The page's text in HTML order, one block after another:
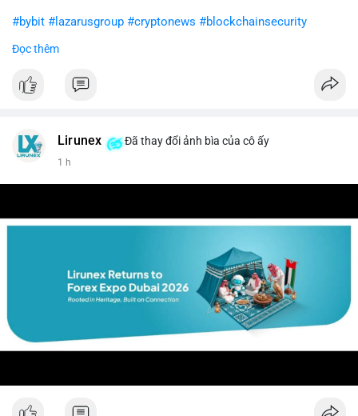
#bybit #lazarusgroup #cryptonews #blockchainsecurity
$btc $eth
#vlikevn #titanbot
Đọc thêm
Lirunex Đã thay đổi ảnh bìa của cô ấy
1 h